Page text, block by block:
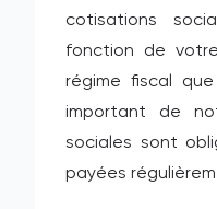
cotisations
fonction de
régime fiscal
important de
sociales sont
payées